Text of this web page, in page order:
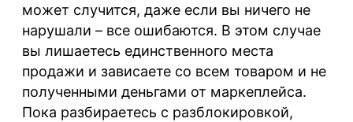
может случится, даже если вы ничего не
нарушали – все ошибаются. В этом случае
вы лишаетесь единственного места
продажи и зависаете со всем товаром и не
полученными деньгами от маркеплейса.
Пока разбираетесь с разблокировкой,